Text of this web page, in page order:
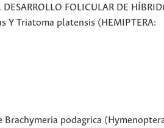
DESARROLLO FOLICULAR DE
Y Triatoma platensis (HEMIPTERA:
Brachymeria podagrica